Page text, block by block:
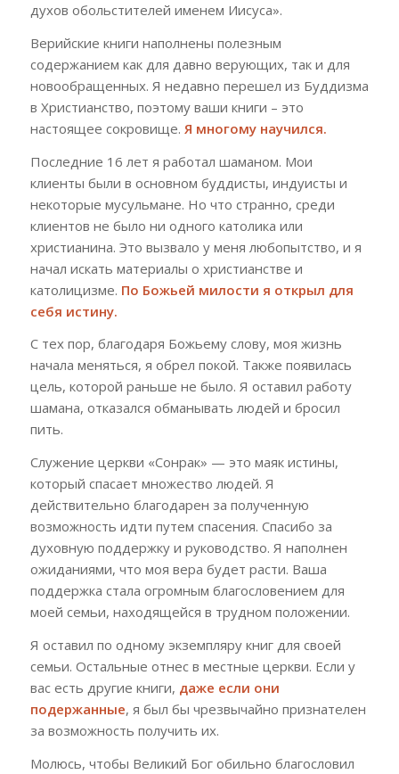
духов обольстителей именем Иисуса».
Верийские книги наполнены полезным
содержанием как для давно верующих, так и для
новообращенных. Я недавно перешел из Буддизма
в Христианство, поэтому ваши книги – это
настоящее сокровище. Я многому научился.
Последние 16 лет я работал шаманом. Мои
клиенты были в основном буддисты, индуисты и
некоторые мусульмане. Но что странно, среди
клиентов не было ни одного католика или
христианина. Это вызвало у меня любопытство, и я
начал искать материалы о христианстве и
католицизме. По Божьей милости я открыл для
себя истину.
С тех пор, благодаря Божьему слову, моя жизнь
начала меняться, я обрел покой. Также появилась
цель, которой раньше не было. Я оставил работу
шамана, отказался обманывать людей и бросил
пить.
Служение церкви «Сонрак» — это маяк истины,
который спасает множество людей. Я
действительно благодарен за полученную
возможность идти путем спасения. Спасибо за
духовную поддержку и руководство. Я наполнен
ожиданиями, что моя вера будет расти. Ваша
поддержка стала огромным благословением для
моей семьи, находящейся в трудном положении.
Я оставил по одному экземпляру книг для своей
семьи. Остальные отнес в местные церкви. Если у
вас есть другие книги, даже если они
подержанные, я был бы чрезвычайно признателен
за возможность получить их.
Молюсь, чтобы Великий Бог обильно благословил